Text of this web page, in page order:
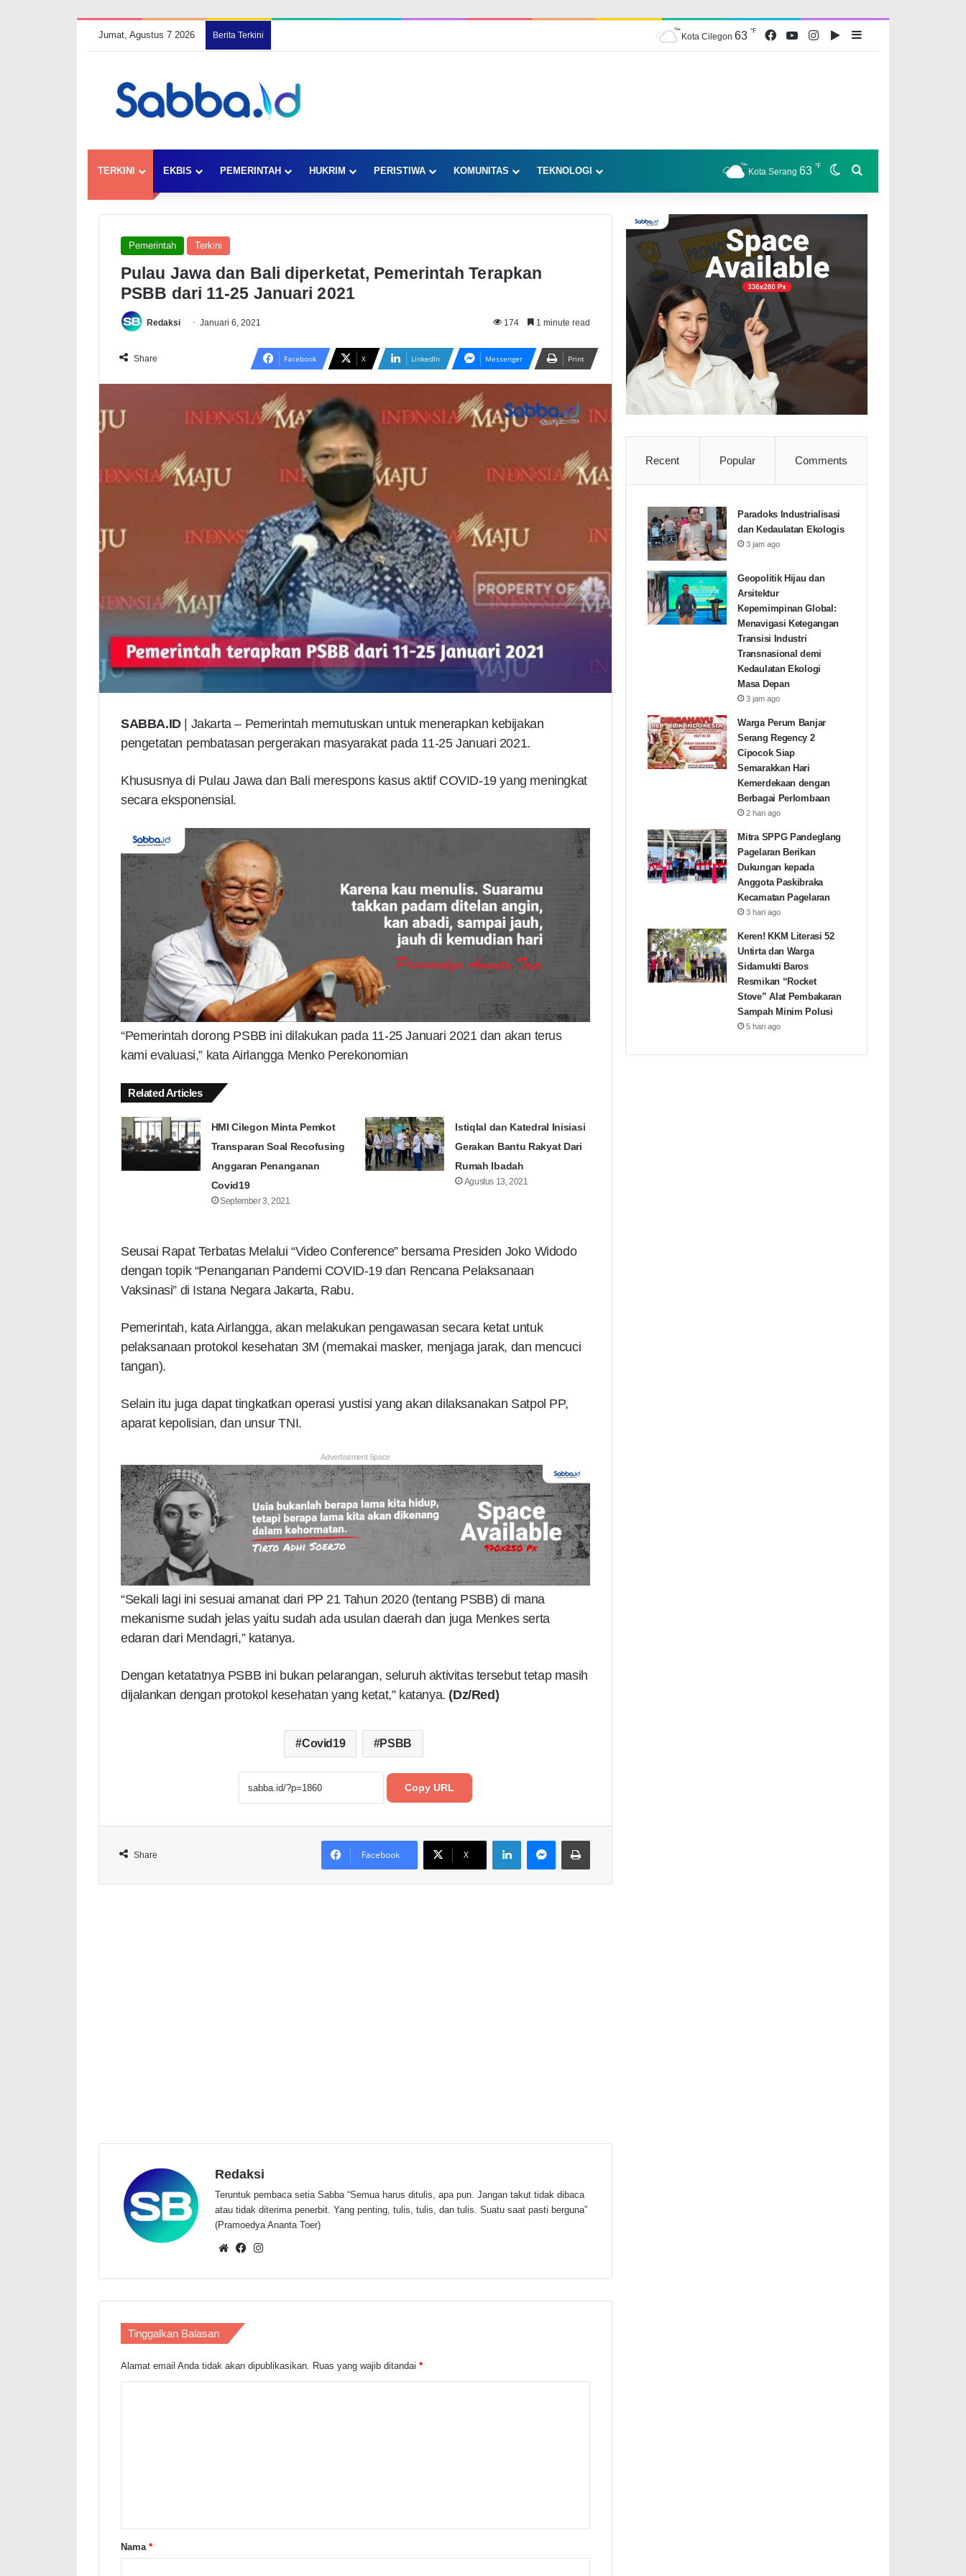
Jumat, Agustus 7 2026 Berita Terkini Kota Cilegon 63 ℉ Facebook
YouTubeInstagramGoogle Play
Sidebar
TERKINI EKBIS PEMERINTAH HUKRIM PERISTIWA KOMUNITAS TEKNOLOGI Kota Serang 63 ℉ Switch skin
Pemerintah Terkini
Pulau Jawa dan Bali diperketat, Pemerintah Terapkan
PSBB dari 11-25 Januari 2021
Redaksi Januari 6, 2021 174 1 minute read
Share Facebook X LinkedIn Messenger Print
SABBA.ID| Jakarta – Pemerintah memutuskan untuk menerapkan kebijakan
pengetatan pembatasan pergerakan masyarakat pada 11-25 Januari 2021.
Khususnya di Pulau Jawa dan Bali merespons kasus aktif COVID-19 yang meningkat
secara eksponensial.
“Pemerintah dorong PSBB ini dilakukan pada 11-25 Januari 2021 dan akan terus
kami evaluasi,” kata Airlangga Menko Perekonomian
Related Articles
HMI Cilegon Minta Pemkot
Transparan Soal Recofusing
Anggaran Penanganan
Covid19
September 3, 2021
Istiqlal dan Katedral Inisiasi
Gerakan Bantu Rakyat Dari
Rumah Ibadah
Agustus 13, 2021
Seusai Rapat Terbatas Melalui “Video Conference” bersama Presiden Joko Widodo
dengan topik “Penanganan Pandemi COVID-19 dan Rencana Pelaksanaan
Vaksinasi” di Istana Negara Jakarta, Rabu.
Pemerintah, kata Airlangga, akan melakukan pengawasan secara ketat untuk
pelaksanaan protokol kesehatan 3M (memakai masker, menjaga jarak, dan mencuci
tangan).
Selain itu juga dapat tingkatkan operasi yustisi yang akan dilaksanakan Satpol PP,
aparat kepolisian, dan unsur TNI.
Advertisement Space
“Sekali lagi ini sesuai amanat dari PP 21 Tahun 2020 (tentang PSBB) di mana
mekanisme sudah jelas yaitu sudah ada usulan daerah dan juga Menkes serta
edaran dari Mendagri,” katanya.
Dengan ketatatnya PSBB ini bukan pelarangan, seluruh aktivitas tersebut tetap masih
dijalankan dengan protokol kesehatan yang ketat,” katanya. (Dz/Red)
Covid19 PSBB
Copy URL
Share Facebook X
LinkedInMessengerPrint
Redaksi
Teruntuk pembaca setia Sabba “Semua harus ditulis, apa pun. Jangan takut tidak dibaca
atau tidak diterima penerbit. Yang penting, tulis, tulis, dan tulis. Suatu saat pasti berguna”
(Pramoedya Ananta Toer)
WebsiteFacebook
Tinggalkan Balasan
Alamat email Anda tidak akan dipublikasikan. Ruas yang wajib ditandai *
rNama *
Recent Popular Comments
Paradoks Industrialisasi
dan Kedaulatan Ekologis
3 jam ago
Geopolitik Hijau dan
Arsitektur
Kepemimpinan Global:
Menavigasi Ketegangan
Transisi Industri
Transnasional demi
Kedaulatan Ekologi
Masa Depan
3 jam ago
Warga Perum Banjar
Serang Regency 2
Cipocok Siap
Semarakkan Hari
Kemerdekaan dengan
Berbagai Perlombaan
2 hari ago
Mitra SPPG Pandeglang
Pagelaran Berikan
Dukungan kepada
Anggota Paskibraka
Kecamatan Pagelaran
3 hari ago
Keren! KKM Literasi 52
Untirta dan Warga
Sidamukti Baros
Resmikan “Rocket
Stove” Alat Pembakaran
Sampah Minim Polusi
5 hari ago